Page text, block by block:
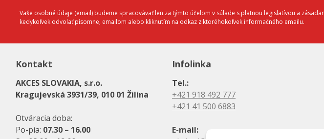
Vaše osobné údaje (email) budeme spracovávať len za týmto účelom v súlade s platnou legislatívou a
kedykoľvek odvolať písomne, emailom alebo kliknutím na odkaz z ktoréhokoľvek informačného emailu.
Kontakt
AKCES SLOVAKIA, s.r.o.
Kragujevská 3931/39, 010 01 Žilina
Otváracia doba:
Po-pia: 07.30 – 16.00
Infolinka
Tel.:
+421 918 492 777
+421 41 500 6883
E-mail: